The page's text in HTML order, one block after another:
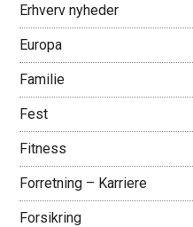
Erhverv nyheder
Europa
Familie
Fest
Fitness
Forretning – Karriere
Forsikring